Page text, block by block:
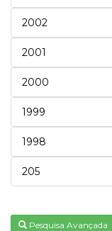
2002
2001
2000
1999
1998
205
Pesquisa Avançada